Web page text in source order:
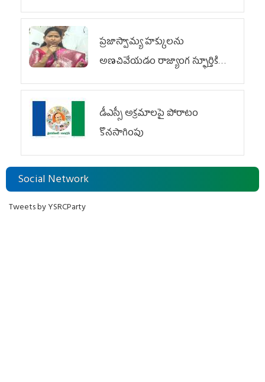
ప్రజాస్వామ్య హక్కులను
అణచివేయడం రాజ్యాంగ స్ఫూర్తికి
విరుద్ధం
డీఎస్సీ అక్రమాలపై పోరాటం
కొనసాగింపు
Social Network
Tweets by YSRCParty